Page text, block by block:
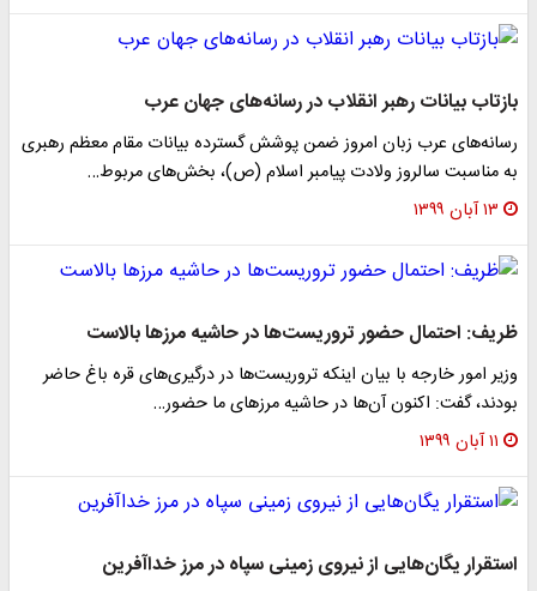
بازتاب بیانات رهبر انقلاب در رسانه‌های جهان عرب
رسانه‌های عرب زبان امروز ضمن پوشش گسترده بیانات مقام معظم رهبری
به مناسبت سالروز ولادت پیامبر اسلام (ص)، بخش‌های مربوط…
۱۳ آبان ۱۳۹۹
ظریف: احتمال حضور تروریست‌ها در حاشیه مرز‌ها بالاست
وزیر امور خارجه با بیان اینکه تروریست‌ها در درگیری‌های قره باغ حاضر
بودند، گفت: اکنون آن‌ها در حاشیه مرز‌های ما حضور…
۱۱ آبان ۱۳۹۹
استقرار یگان‌هایی از نیروی زمینی سپاه در مرز خداآفرین